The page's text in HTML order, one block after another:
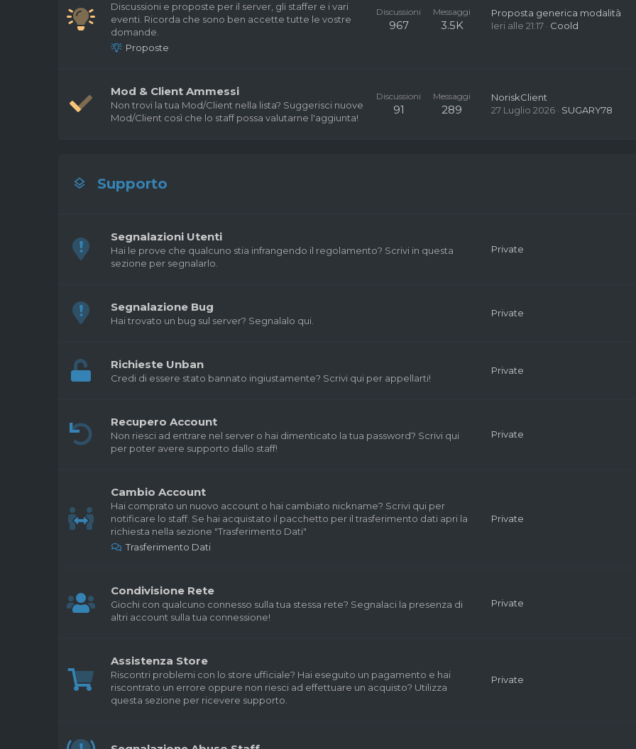
Discussioni e proposte per il server, gli staffer e i vari
eventi. Ricorda che sono ben accette tutte le vostre
domande.
Proposte
Discussioni
967
Messaggi
3.5K
Proposta generica modalità
Ieri alle 21:17
Coold
Mod & Client Ammessi
Non trovi la tua Mod/Client nella lista? Suggerisci nuove
Mod/Client così che lo staff possa valutarne l'aggiunta!
Discussioni
91
Messaggi
289
NoriskClient
27 Luglio 2026
SUGARY78
Supporto
Segnalazioni Utenti
Hai le prove che qualcuno stia infrangendo il regolamento? Scrivi in questa
sezione per segnalarlo.
Private
Segnalazione Bug
Hai trovato un bug sul server? Segnalalo qui.
Private
Richieste Unban
Credi di essere stato bannato ingiustamente? Scrivi qui per appellarti!
Private
Recupero Account
Non riesci ad entrare nel server o hai dimenticato la tua password? Scrivi qui
per poter avere supporto dallo staff!
Private
Cambio Account
Hai comprato un nuovo account o hai cambiato nickname? Scrivi qui per
notificare lo staff. Se hai acquistato il pacchetto per il trasferimento dati apri la
richiesta nella sezione "Trasferimento Dati"
Trasferimento Dati
Private
Condivisione Rete
Giochi con qualcuno connesso sulla tua stessa rete? Segnalaci la presenza di
altri account sulla tua connessione!
Private
Assistenza Store
Riscontri problemi con lo store ufficiale? Hai eseguito un pagamento e hai
riscontrato un errore oppure non riesci ad effettuare un acquisto? Utilizza
questa sezione per ricevere supporto.
Private